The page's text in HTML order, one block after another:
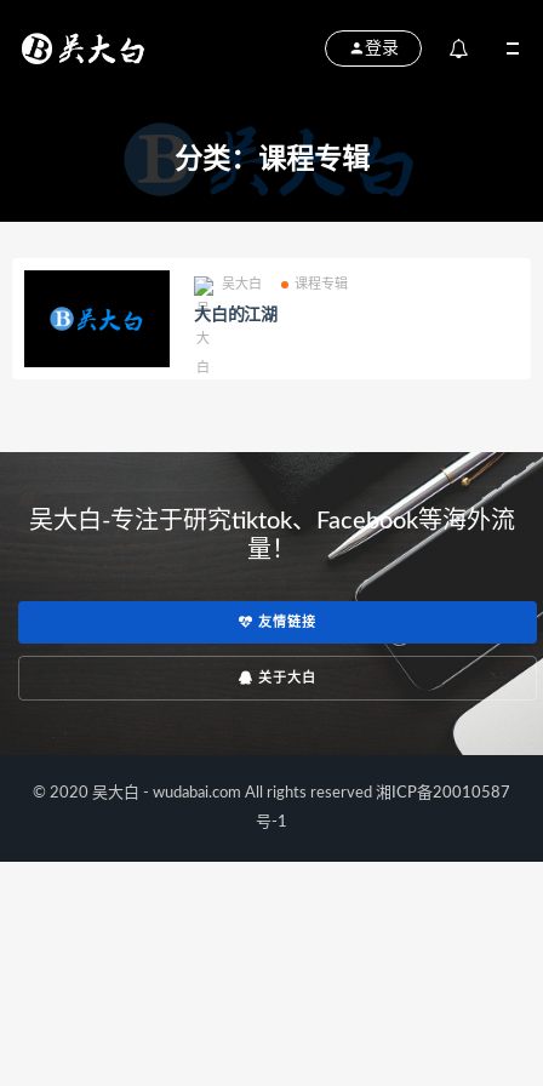
登录
分类：课程专辑
吴大白 课程专辑
大白的江湖
吴大白-专注于研究tiktok、Facebook等海外流
量！
友情链接
关于大白
© 2020 吴大白 - wudabai.com All rights reserved 湘ICP备20010587
号-1